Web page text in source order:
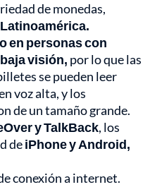
de monedas,
en personas con
visión, por lo que las
se pueden leer
voz alta, y los
de un tamaño grande.
y TalkBack, los
deiPhone y Android,
conexión a internet.